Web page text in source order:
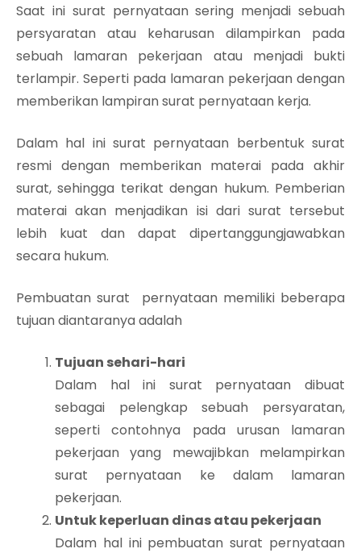
Saat ini surat pernyataan sering menjadi sebuah
persyaratan atau keharusan dilampirkan pada
sebuah lamaran pekerjaan atau menjadi bukti
terlampir. Seperti pada lamaran pekerjaan dengan
memberikan lampiran surat pernyataan kerja.
Dalam hal ini surat pernyataan berbentuk surat
resmi dengan memberikan materai pada akhir
surat, sehingga terikat dengan hukum. Pemberian
materai akan menjadikan isi dari surat tersebut
lebih kuat dan dapat dipertanggungjawabkan
secara hukum.
Pembuatan surat pernyataan memiliki beberapa
tujuan diantaranya adalah
Tujuan sehari-hari
Dalam hal ini surat pernyataan dibuat
sebagai pelengkap sebuah persyaratan,
seperti contohnya pada urusan lamaran
pekerjaan yang mewajibkan melampirkan
surat pernyataan ke dalam lamaran
pekerjaan.
Untuk keperluan dinas atau pekerjaan
Dalam hal ini pembuatan surat pernyataan